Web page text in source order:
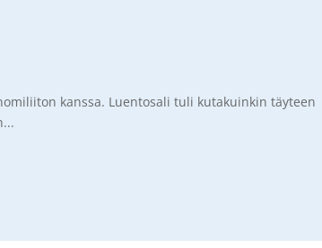
kanssa. Luentosali tuli kutakuinkin täyteen